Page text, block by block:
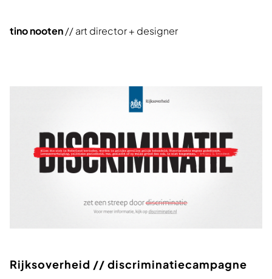
tino nooten// art director + designer
Rijksoverheid // discriminatiecampagne